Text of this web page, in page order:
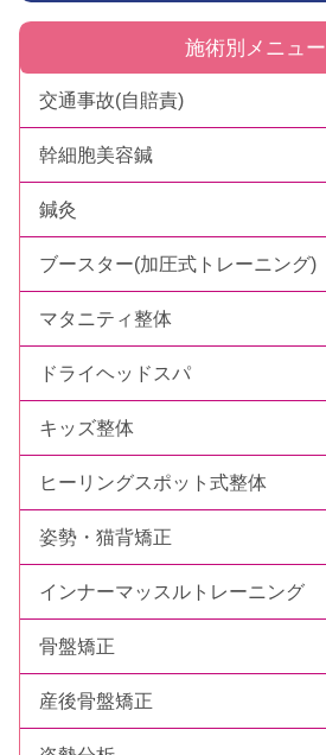
施術別メニュー
交通事故(自賠責)
幹細胞美容鍼
鍼灸
ブースター(加圧式トレーニング)
マタニティ整体
ドライヘッドスパ
キッズ整体
ヒーリングスポット式整体
姿勢・猫背矯正
インナーマッスルトレーニング
骨盤矯正
産後骨盤矯正